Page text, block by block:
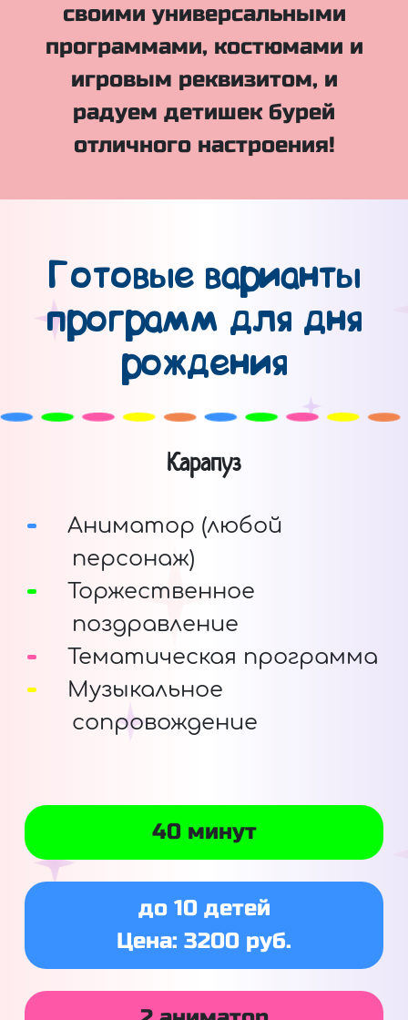
своими универсальными
программами, костюмами и
игровым реквизитом, и
радуем детишек бурей
отличного настроения!
Готовые варианты
программ для дня
рождения
Карапуз
Аниматор (любой
персонаж)
Торжественное
поздравление
Тематическая программа
Музыкальное
сопровождение
40 минут
до 10 детей
Цена: 3200 руб.